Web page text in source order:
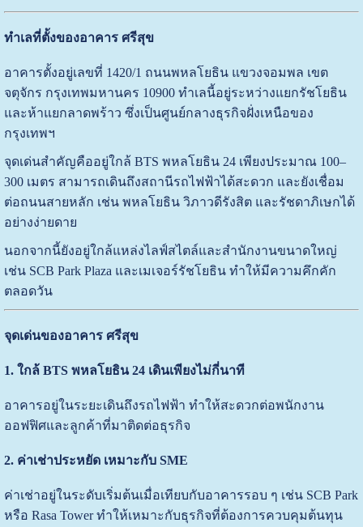
ทำเลที่ตั้งของอาคาร ศรีสุข
อาคารตั้งอยู่เลขที่ 1420/1 ถนนพหลโยธิน แขวงจอมพล เขต
จตุจักร กรุงเทพมหานคร 10900 ทำเลนี้อยู่ระหว่างแยกรัชโยธิน
และห้าแยกลาดพร้าว ซึ่งเป็นศูนย์กลางธุรกิจฝั่งเหนือของ
กรุงเทพฯ
จุดเด่นสำคัญคืออยู่ใกล้ BTS พหลโยธิน 24 เพียงประมาณ 100–
300 เมตร สามารถเดินถึงสถานีรถไฟฟ้าได้สะดวก และยังเชื่อม
ต่อถนนสายหลัก เช่น พหลโยธิน วิภาวดีรังสิต และรัชดาภิเษกได้
อย่างง่ายดาย
นอกจากนี้ยังอยู่ใกล้แหล่งไลฟ์สไตล์และสำนักงานขนาดใหญ่
เช่น SCB Park Plaza และเมเจอร์รัชโยธิน ทำให้มีความคึกคัก
ตลอดวัน
จุดเด่นของอาคาร ศรีสุข
1. ใกล้ BTS พหลโยธิน 24 เดินเพียงไม่กี่นาที
อาคารอยู่ในระยะเดินถึงรถไฟฟ้า ทำให้สะดวกต่อพนักงาน
ออฟฟิศและลูกค้าที่มาติดต่อธุรกิจ
2. ค่าเช่าประหยัด เหมาะกับ SME
ค่าเช่าอยู่ในระดับเริ่มต้นเมื่อเทียบกับอาคารรอบ ๆ เช่น SCB Park
หรือ Rasa Tower ทำให้เหมาะกับธุรกิจที่ต้องการควบคุมต้นทุน